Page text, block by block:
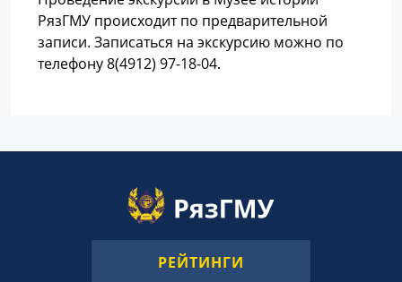
РязГМУ происходит по предварительной
записи. Записаться на экскурсию можно по
телефону 8(4912) 97-18-04.
РЕЙТИНГИ